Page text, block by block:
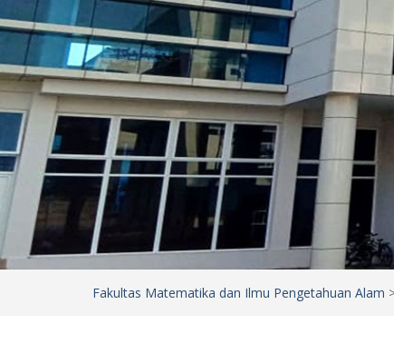
Fakultas Matematika dan Ilmu Pengetahuan Alam